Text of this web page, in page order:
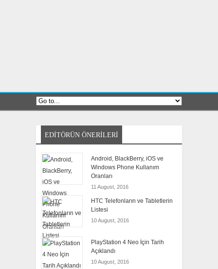
EDITÖRÜN ÖNERILERI
Android, BlackBerry, iOS ve
Windows Phone Kullanım
Oranları
11 August, 2016
HTC Telefonların ve Tabletlerin
Listesi
10 August, 2016
PlayStation 4 Neo İçin Tarih
Açıklandı
10 August, 2016